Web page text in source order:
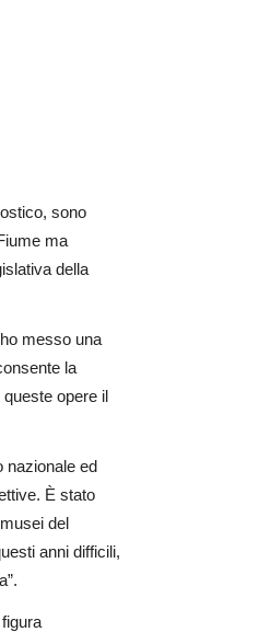
sono
ma
della
messo una
la
queste opere il
nazionale ed
È stato
del
anni difficili,